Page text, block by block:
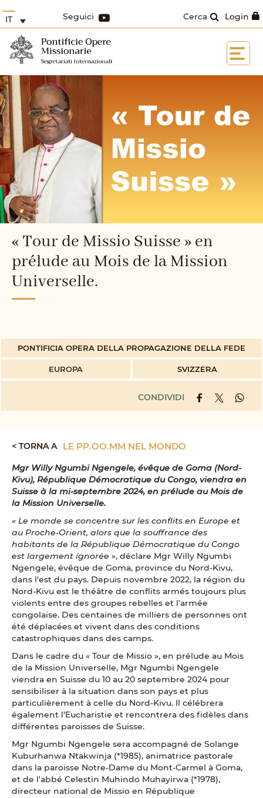
Login
Cerca
Seguici
IT
« Tour de Missio Suisse » en
prélude au Mois de la Mission
Universelle.
PONTIFICIA OPERA DELLA PROPAGAZIONE DELLA FEDE
EUROPA SVIZZERA
CONDIVIDI
< TORNA A LE PP.OO.MM NEL MONDO
Mgr Willy Ngumbi Ngengele, évêque de Goma (Nord-
Kivu), République Démocratique du Congo, viendra en
Suisse à la mi-septembre 2024, en prélude au Mois de
la Mission Universelle.
« Le monde se concentre sur les conflits en Europe et
au Proche-Orient, alors que la souffrance des
habitants de la République Démocratique du Congo
est largement ignorée », déclare Mgr Willy Ngumbi
Ngengele, évêque de Goma, province du Nord-Kivu,
dans l'est du pays. Depuis novembre 2022, la région du
Nord-Kivu est le théâtre de conflits armés toujours plus
violents entre des groupes rebelles et l'armée
congolaise. Des centaines de milliers de personnes ont
été déplacées et vivent dans des conditions
catastrophiques dans des camps.
Dans le cadre du « Tour de Missio », en prélude au Mois
de la Mission Universelle, Mgr Ngumbi Ngengele
viendra en Suisse du 10 au 20 septembre 2024 pour
sensibiliser à la situation dans son pays et plus
particulièrement à celle du Nord-Kivu. Il célébrera
également l’Eucharistie et rencontrera des fidèles dans
différentes paroisses de Suisse.
Mgr Ngumbi Ngengele sera accompagné de Solange
Kuburhanwa Ntakwinja (*1985), animatrice pastorale
dans la paroisse Notre-Dame du Mont-Carmel à Goma,
et de l'abbé Celestin Muhindo Muhayirwa (*1978),
directeur national de Missio en République